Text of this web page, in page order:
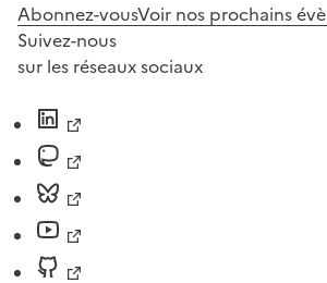
Abonnez-vousVoir nos prochains
Suivez-nous
sur les réseaux sociaux